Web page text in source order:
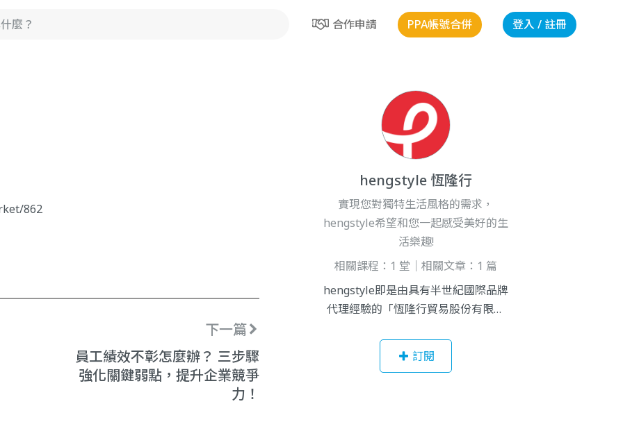
合作申請 PPA帳號合併 登入 / 註冊
862
下一篇
員工績效不彰怎麼辦？ 三步驟
強化關鍵弱點，提升企業競爭
力！
hengstyle 恆隆行
實現您對獨特生活風格的需求，
hengstyle希望和您一起感受美好的生
活樂趣!
相關課程：1 堂｜相關文章：1 篇
hengstyle即是由具有半世紀國際品牌
代理經驗的「恆隆行貿易股份有限公
名品牌如Dyson、百靈Braun、Sodas
tream…之外，恆隆行更跳脫傳統代理
訂閱